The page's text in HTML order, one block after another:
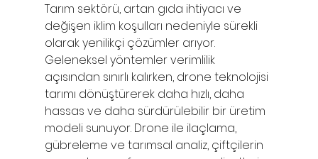
Tarım sektörü, artan gıda ihtiyacı ve
değişen iklim koşulları nedeniyle sürekli
olarak yenilikçi çözümler arıyor.
Geleneksel yöntemler verimlilik
açısından sınırlı kalırken, drone teknolojisi
tarımı dönüştürerek daha hızlı, daha
hassas ve daha sürdürülebilir bir üretim
modeli sunuyor. Drone ile ilaçlama,
gübreleme ve tarımsal analiz, çiftçilerin